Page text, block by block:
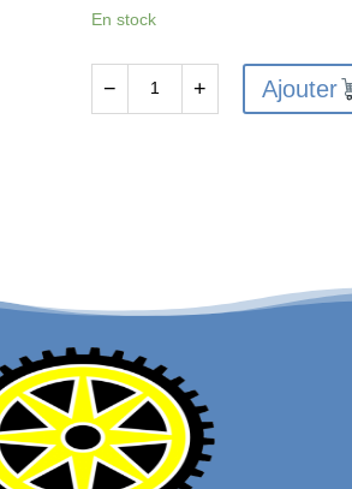
En stock
CVD
différentiels
et
essieux
de
roue
− + Ajouter